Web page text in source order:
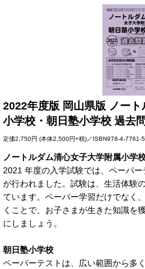
2022年度版 岡山県版 ノー
小学校・朝日塾小学校 過去
定価2,750円 (本体2,500円+税)／ISBN978-4-7761-
ノートルダム清心女子大学附属小学
2021 年度の入学試験では、ペーパ
が行われました。試験は、生活体験
ています。ペーパー学習だけでなく
くことで、お子さまが生きた知識を
にしましょう。
朝日塾小学校
ペーパーテストは、広い範囲から多